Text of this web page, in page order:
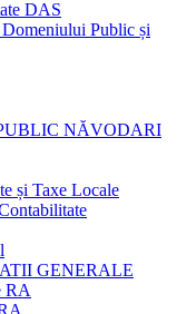
DAS
Public și
NĂVODARI
și Taxe Locale
GENERALE
RA